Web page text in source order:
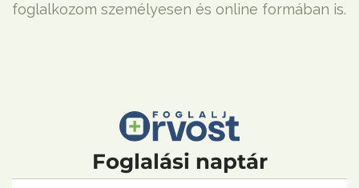
foglalkozom személyesen és online formában is.